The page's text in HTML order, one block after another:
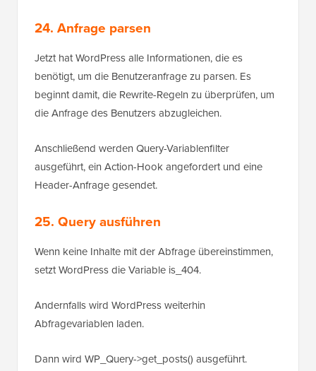
24. Anfrage parsen
Jetzt hat WordPress alle Informationen, die es
benötigt, um die Benutzeranfrage zu parsen. Es
beginnt damit, die Rewrite-Regeln zu überprüfen, um
die Anfrage des Benutzers abzugleichen.
Anschließend werden Query-Variablenfilter
ausgeführt, ein Action-Hook angefordert und eine
Header-Anfrage gesendet.
25. Query ausführen
Wenn keine Inhalte mit der Abfrage übereinstimmen,
setzt WordPress die Variable is_404.
Andernfalls wird WordPress weiterhin
Abfragevariablen laden.
Dann wird WP_Query->get_posts() ausgeführt.